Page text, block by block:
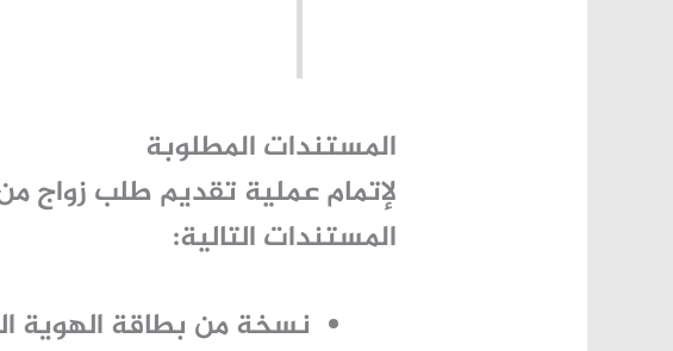
المستندات المطلوبة
لإتمام عملية تقديم طلب زواج من
المستندات التالية:
نسخة من بطاقة الهوية